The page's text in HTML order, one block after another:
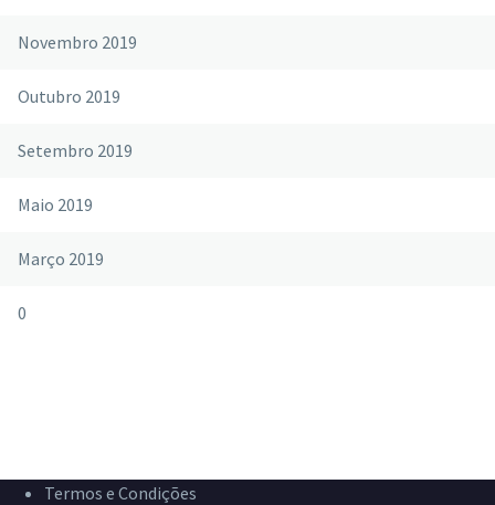
Novembro 2019
Outubro 2019
Setembro 2019
Maio 2019
Março 2019
0
Termos e Condições